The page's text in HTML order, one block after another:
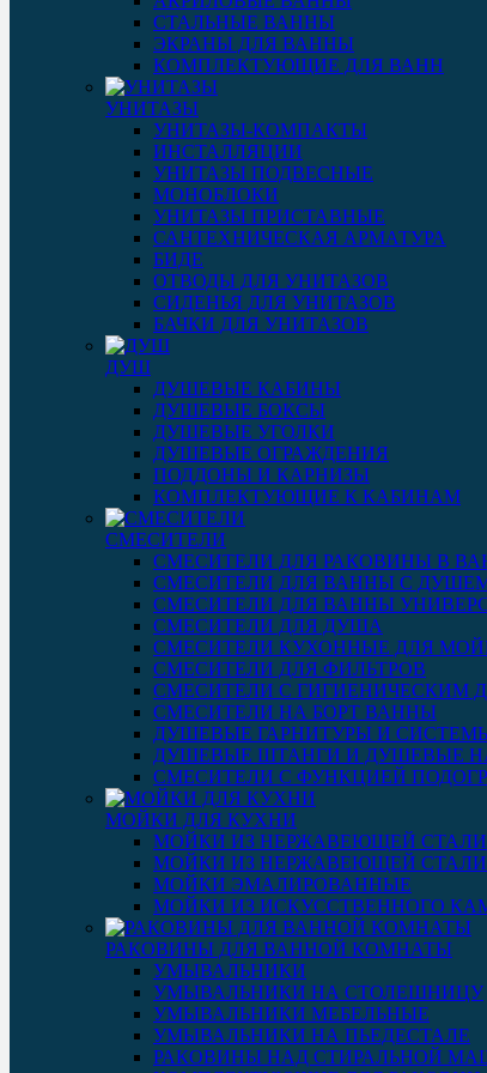
СТАЛЬНЫЕ ВАННЫ
ЭКРАНЫ ДЛЯ ВАННЫ
КОМПЛЕКТУЮЩИЕ ДЛЯ ВАНН
УНИТАЗЫ
УНИТАЗЫ-КОМПАКТЫ
ИНСТАЛЛЯЦИИ
УНИТАЗЫ ПОДВЕСНЫЕ
МОНОБЛОКИ
УНИТАЗЫ ПРИСТАВНЫЕ
САНТЕХНИЧЕСКАЯ АРМАТУРА
БИДЕ
ОТВОДЫ ДЛЯ УНИТАЗОВ
СИДЕНЬЯ ДЛЯ УНИТАЗОВ
БАЧКИ ДЛЯ УНИТАЗОВ
ДУШ
ДУШЕВЫЕ КАБИНЫ
ДУШЕВЫЕ БОКСЫ
ДУШЕВЫЕ УГОЛКИ
ДУШЕВЫЕ ОГРАЖДЕНИЯ
ПОДДОНЫ И КАРНИЗЫ
КОМПЛЕКТУЮЩИЕ К КАБИНАМ
СМЕСИТЕЛИ
СМЕСИТЕЛИ ДЛЯ РАКОВИНЫ В
СМЕСИТЕЛИ ДЛЯ ВАННЫ С
СМЕСИТЕЛИ ДЛЯ ВАННЫ
СМЕСИТЕЛИ ДЛЯ ДУША
СМЕСИТЕЛИ КУХОННЫЕ ДЛЯ
СМЕСИТЕЛИ ДЛЯ ФИЛЬТРОВ
СМЕСИТЕЛИ С ГИГИЕНИЧЕСКИМ
СМЕСИТЕЛИ НА БОРТ ВАННЫ
ДУШЕВЫЕ ГАРНИТУРЫ И
ДУШЕВЫЕ ШТАНГИ И ДУШЕВЫЕ
СМЕСИТЕЛИ С ФУНКЦИЕЙ
МОЙКИ ДЛЯ КУХНИ
МОЙКИ ИЗ НЕРЖАВЕЮЩЕЙ СТАЛИ
МОЙКИ ИЗ НЕРЖАВЕЮЩЕЙ СТАЛИ
МОЙКИ ЭМАЛИРОВАННЫЕ
МОЙКИ ИЗ ИСКУССТВЕННОГО
РАКОВИНЫ ДЛЯ ВАННОЙ КОМНАТЫ
УМЫВАЛЬНИКИ
УМЫВАЛЬНИКИ НА СТОЛЕШНИЦУ
УМЫВАЛЬНИКИ МЕБЕЛЬНЫЕ
УМЫВАЛЬНИКИ НА ПЬЕДЕСТАЛЕ
РАКОВИНЫ НАД СТИРАЛЬНОЙ